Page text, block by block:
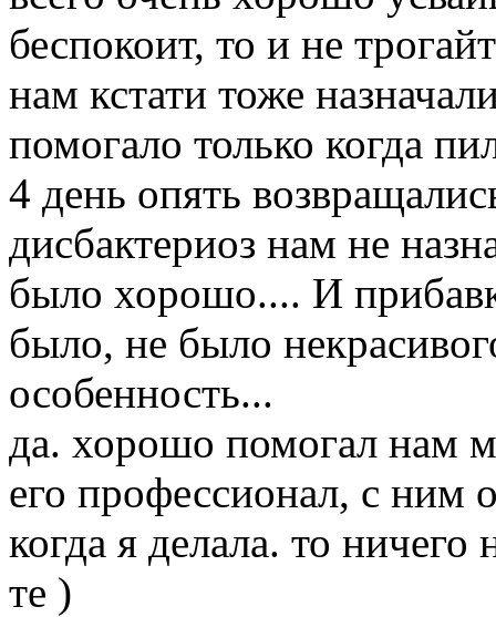
беспокоит, то и не
нам кстати тоже
помогало только когда
4 день опять
дисбактериоз нам не
было хорошо.... И
было, не было
особенность...
да. хорошо помогал нам
его профессионал, с ним
когда я делала. то
те )